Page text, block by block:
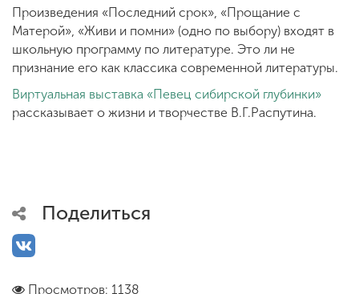
Произведения «Последний срок», «Прощание с
Матерой», «Живи и помни» (одно по выбору) входят в
школьную программу по литературе. Это ли не
признание его как классика современной литературы.
Виртуальная выставка «Певец сибирской глубинки»
рассказывает о жизни и творчестве В.Г.Распутина.
Поделиться
Просмотров: 1138